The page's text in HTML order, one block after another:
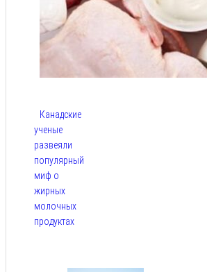
Канадские
ученые
развеяли
популярный
миф о
жирных
молочных
продуктах